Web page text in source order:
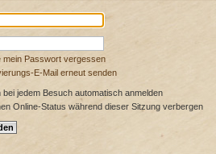
mein Passwort vergessen
E-Mail erneut senden
bei jedem Besuch automatisch anmelden
Online-Status während dieser Sitzung verbergen